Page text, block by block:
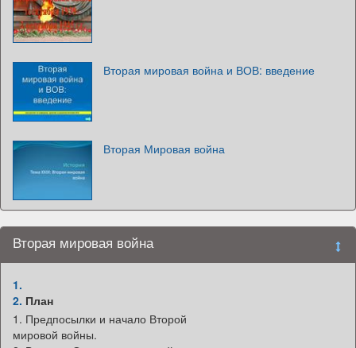
Вторая мировая война и ВОВ: введение
Вторая Мировая война
Вторая мировая война
1.
2. План
1. Предпосылки и начало Второй
мировой войны.